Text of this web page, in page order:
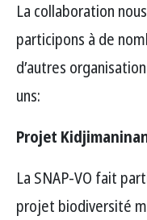
La collaboration
participons à de
d’autres
uns:
Projet
La SNAP-VO fait
projet biodiversité